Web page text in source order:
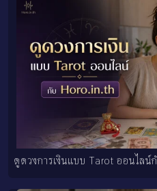
ดูดวงการเงินแบบ Tarot ออนไลน์